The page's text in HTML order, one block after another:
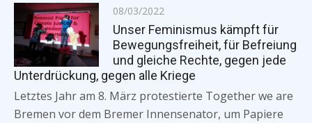
Posted
on
08/03/2022
Unser Feminismus kämpft für
Bewegungsfreiheit, für Befreiung
und gleiche Rechte, gegen jede
Unterdrückung, gegen alle Kriege
Letztes Jahr am 8. März protestierte Together we are
Bremen vor dem Bremer Innensenator, um Papiere